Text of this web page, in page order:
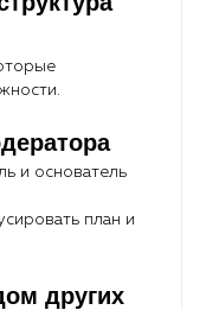
и основатель
план и
других